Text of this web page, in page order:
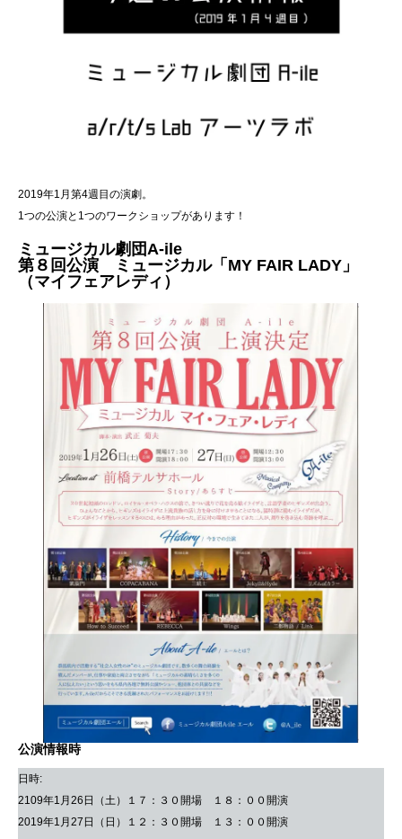
2019年1月第4週目の演劇。
1つの公演と1つのワークショップがあります！
ミュージカル劇団A-ile
第８回公演 ミュージカル「MY FAIR LADY」
（マイフェアレディ）
公演情報時
日時:
2109年1月26日（土）１７：３０開場 １８：００開演
2019年1月27日（日）１２：３０開場 １３：００開演